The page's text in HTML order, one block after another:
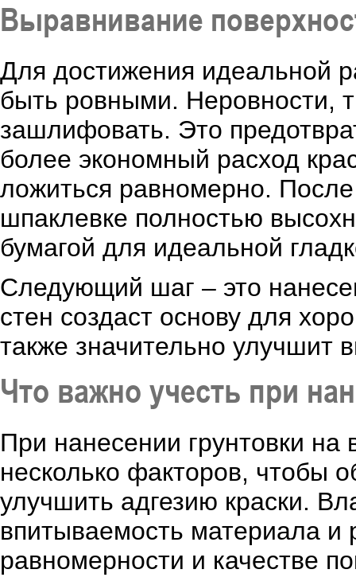
Выравнивание
Для достижения идеальной
быть ровными. Неровности,
зашлифовать. Это
более экономный расход
ложиться равномерно.
шпаклевке полностью
бумагой для идеальной
Следующий шаг – это
стен создаст основу для
также значительно улучшит
Что важно учесть при
При нанесении грунтовки
несколько факторов, чтобы
улучшить адгезию краски.
впитываемость материала и
равномерности и качестве